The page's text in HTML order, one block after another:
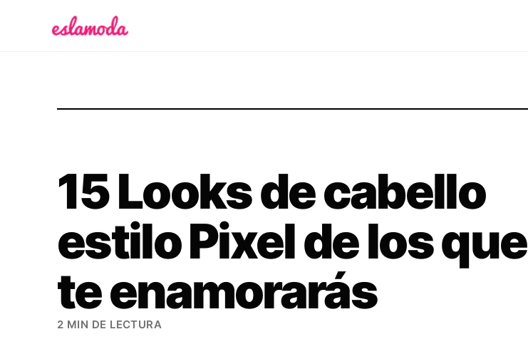
15 Looks de cabello
estilo Pixel de los que
te enamorarás
2 MIN DE LECTURA